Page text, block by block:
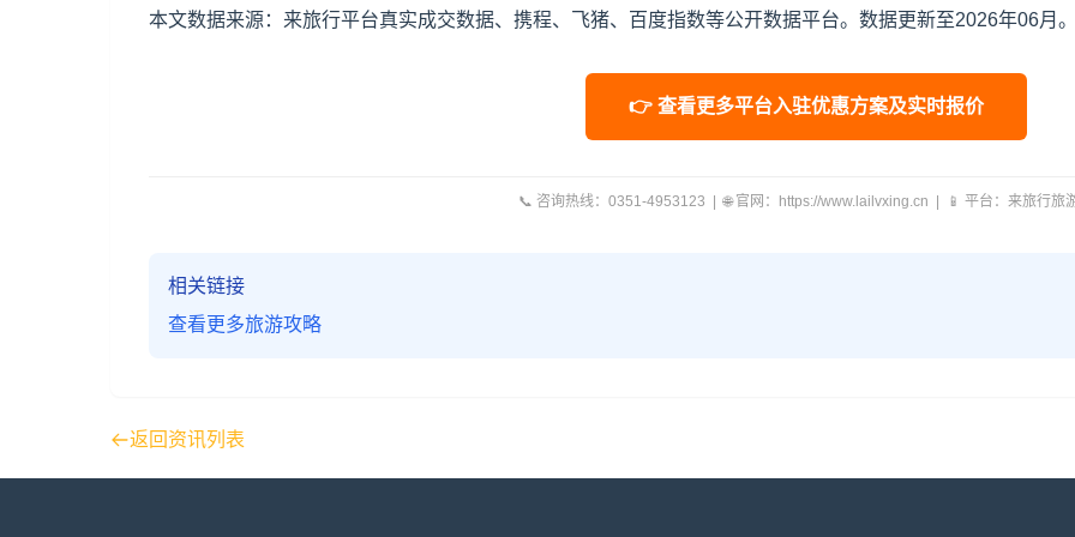
本文数据来源：来旅行平台真实成交数据、携程、飞猪、百度指数等公开数据平台。数据更新至2026年06月。
👉 查看更多平台入驻优惠方案及实时报价
📞 咨询热线：0351-4953123 | 🌐 官网：https://www.lailvxing.cn | 📱 平台：来旅行旅
相关链接
查看更多旅游攻略
返回资讯列表